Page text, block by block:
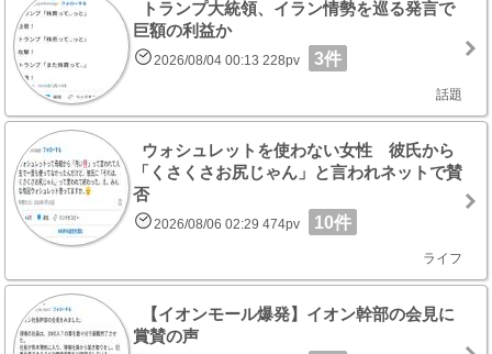
トランプ大統領、イラン情勢を巡る発言で
巨額の利益か
2026/08/04 00:13 228pv 3件
話題
ウォシュレットを使わない女性 彼氏から
「くさくさお尻じゃん」と言われネットで賛
否
2026/08/06 02:29 474pv 10件
ライフ
【イオンモール爆発】イオン幹部の会見に
賞賛の声